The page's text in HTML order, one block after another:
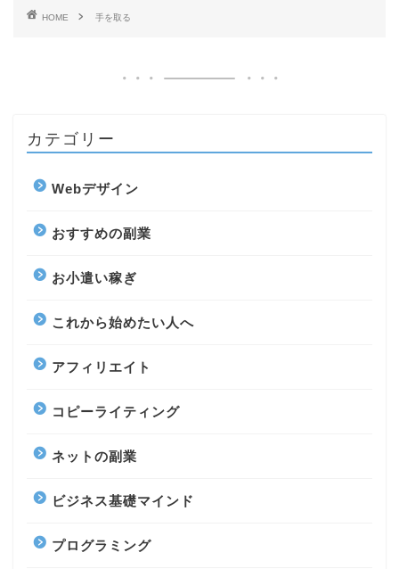
HOME 手を取る
カテゴリー
Webデザイン
おすすめの副業
お小遣い稼ぎ
これから始めたい人へ
アフィリエイト
コピーライティング
ネットの副業
ビジネス基礎マインド
プログラミング